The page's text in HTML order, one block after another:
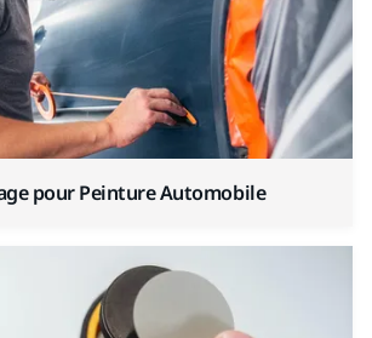
pour Peinture Automobile